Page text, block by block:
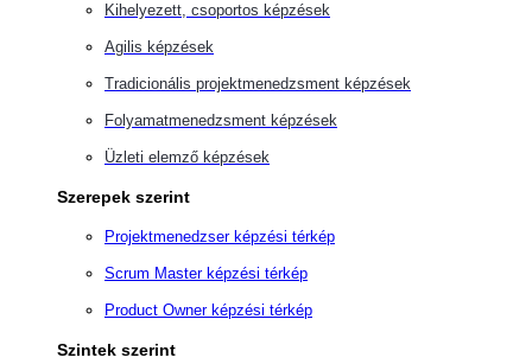
Kihelyezett, csoportos képzések
Agilis képzések
Tradicionális projektmenedzsment képzések
Folyamatmenedzsment képzések
Üzleti elemző képzések
Szerepek szerint
Projektmenedzser képzési térkép
Scrum Master képzési térkép
Product Owner képzési térkép
Szintek szerint